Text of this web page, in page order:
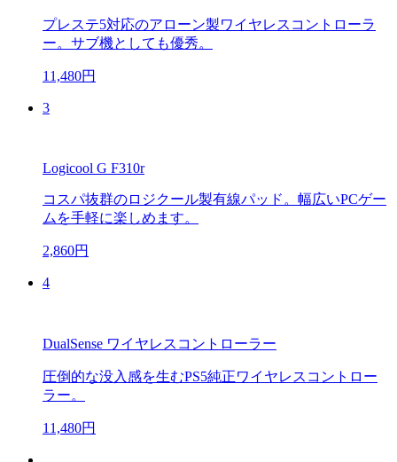
プレステ5対応のアローン製ワイヤレスコントローラ
ー。サブ機としても優秀。
11,480円
3
Logicool G F310r
コスパ抜群のロジクール製有線パッド。幅広いPCゲー
ムを手軽に楽しめます。
2,860円
4
DualSense ワイヤレスコントローラー
圧倒的な没入感を生むPS5純正ワイヤレスコントロー
ラー。
11,480円